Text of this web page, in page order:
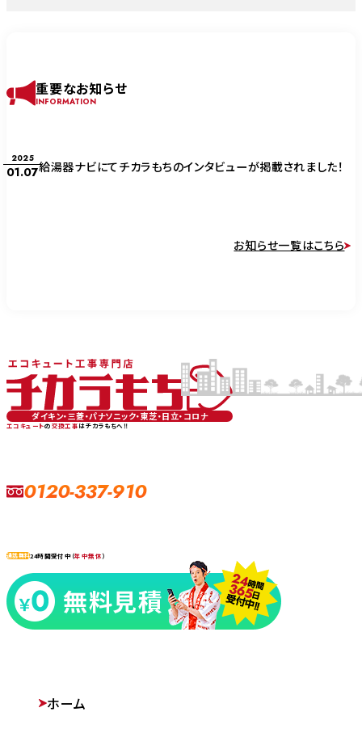
重要なお知らせ
INFORMATION
2025
01.07給湯器ナビにてチカラもちのインタビューが掲載されました！
お知らせ一覧はこちら
ダイキン・三菱・パナソニック・東芝・日立・コロナ
エコキュートの交換工事はチカラもちへ‼
0120-337-910
通話無料24時間受付中（年中無休）
ホーム